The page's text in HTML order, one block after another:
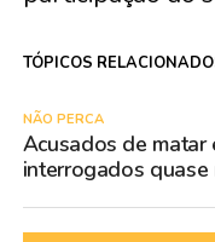
TÓPICOS
NÃO PERCA
Acusados de
interrogados